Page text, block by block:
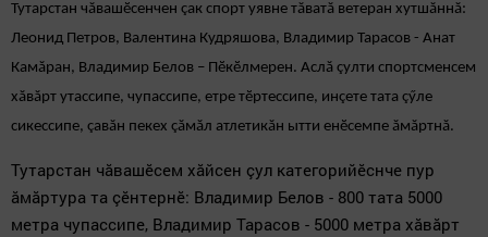
Тутарстан чăвашӗсенчен çак спорт уявне тăватă ветеран хутшăннă:
Леонид Петров, Валентина Кудряшова, Владимир Тарасов - Анат
Камăран, Владимир Белов – Пӗкӗлмерен. Аслă çулти спортсменсем
хăвăрт утассипе, чупассипе, етре тӗртессипе, инçете тата çӳле
сикессипе, çавăн пекех çăмăл атлетикăн ытти енӗсемпе ăмăртнă.
Тутарстан чăвашӗсем хăйсен çул категорийӗснче пур
ăмăртура та çӗнтернӗ: Владимир Белов - 800 тата 5000
метра чупассипе, Владимир Тарасов - 5000 метра хăвăрт